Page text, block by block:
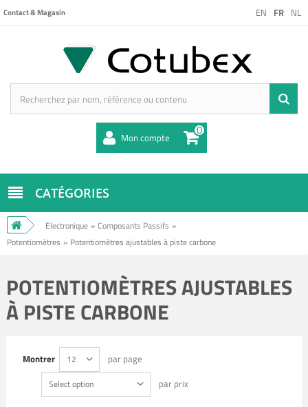
EN FR NL
Contact & Magasin
Mon compte 0
CATÉGORIES
Electronique » Composants Passifs »
Potentiomètres » Potentiomètres ajustables à piste carbone
POTENTIOMÈTRES AJUSTABLES
À PISTE CARBONE
Montrer 12 par page
Select option par prix